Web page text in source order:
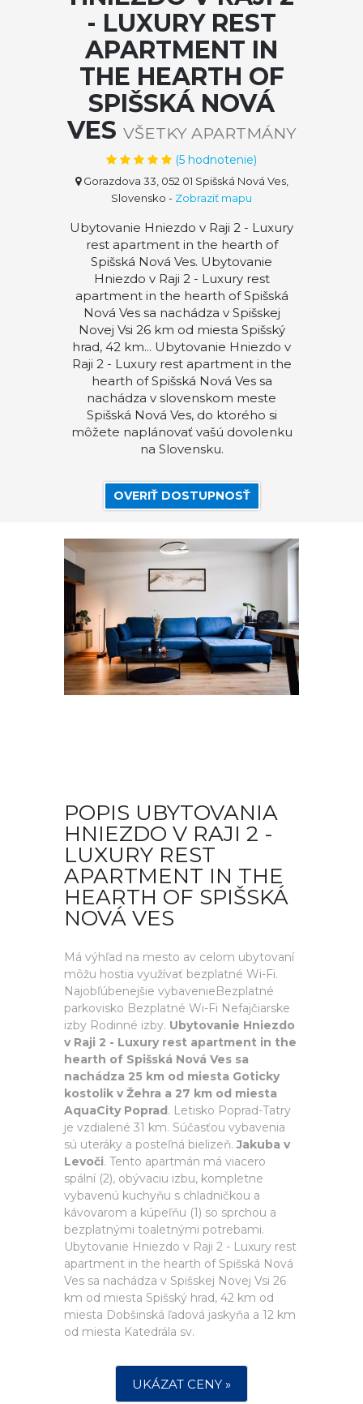
- LUXURY REST
APARTMENT IN
THE HEARTH OF
SPIŠSKÁ NOVÁ
VES VŠETKY APARTMÁNY
(5 hodnotenie)
Gorazdova 33, 052 01 Spišská Nová Ves,
Slovensko - Zobraziť mapu
Ubytovanie Hniezdo v Raji 2 - Luxury
rest apartment in the hearth of
Spišská Nová Ves. Ubytovanie
Hniezdo v Raji 2 - Luxury rest
apartment in the hearth of Spišská
Nová Ves sa nachádza v Spišskej
Novej Vsi 26 km od miesta Spišský
hrad, 42 km... Ubytovanie Hniezdo v
Raji 2 - Luxury rest apartment in the
hearth of Spišská Nová Ves sa
nachádza v slovenskom meste
Spišská Nová Ves, do ktorého si
môžete naplánovať vašú dovolenku
na Slovensku.
OVERIŤ DOSTUPNOSŤ
POPIS UBYTOVANIA
HNIEZDO V RAJI 2 -
LUXURY REST
APARTMENT IN THE
HEARTH OF SPIŠSKÁ
NOVÁ VES
Má výhľad na mesto av celom ubytovaní
môžu hostia využívať bezplatné Wi-Fi.
Najobľúbenejšie vybavenieBezplatné
parkovisko Bezplatné Wi-Fi Nefajčiarske
izby Rodinné izby. Ubytovanie Hniezdo
v Raji 2 - Luxury rest apartment in the
hearth of Spišská Nová Ves sa
nachádza 25 km od miesta Goticky
kostolik v Žehra a 27 km od miesta
AquaCity Poprad. Letisko Poprad-Tatry
je vzdialené 31 km. Súčasťou vybavenia
sú uteráky a posteľná bielizeň.Jakuba v
Levoči. Tento apartmán má viacero
spální (2), obývaciu izbu, kompletne
vybavenú kuchyňu s chladničkou a
kávovarom a kúpeľňu (1) so sprchou a
bezplatnými toaletnými potrebami.
Ubytovanie Hniezdo v Raji 2 - Luxury rest
apartment in the hearth of Spišská Nová
Ves sa nachádza v Spišskej Novej Vsi 26
km od miesta Spišský hrad, 42 km od
miesta Dobšinská ľadová jaskyňa a 12 km
od miesta Katedrála sv.
UKÁZAT CENY »